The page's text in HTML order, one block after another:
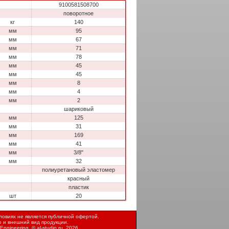
9100581508700
поворотное
кг
140
мм
95
мм
67
мм
71
мм
78
мм
45
мм
45
мм
8
мм
4
мм
2
шариковый
мм
125
мм
31
мм
169
мм
41
мм
3/8"
мм
32
полиуретановый эластомер
красный
пластик
шт
20
не является публичной офертой.
и внешний вид продукции.
©al-studio.ru , 2026.